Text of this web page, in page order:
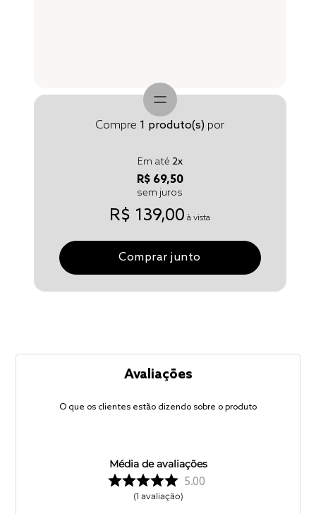
Compre 1 produto(s) por
Em até 2x
R$ 69,50
sem juros
R$ 139,00 à vista
Comprar junto
Avaliações
O que os clientes estão dizendo sobre o produto
Média de avaliações
5.00
1 avaliação